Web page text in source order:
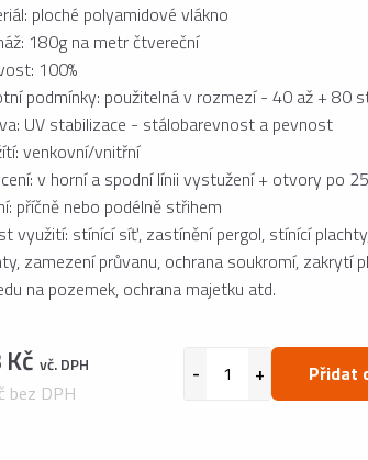
ploché polyamidové vlákno
180g na metr čtvereční
100%
podmínky: použitelná v rozmezí - 40 až + 80
UV stabilizace - stálobarevnost a pevnost
venkovní/vnitřní
v horní a spodní línii vystužení + otvory po
příčně nebo podélně střihem
využití: stínící síť, zastínění pergol, stínící
zamezení průvanu, ochrana soukromí, zakrytí
na pozemek, ochrana majetku atd.
vč. DPH
bez DPH
Přidat